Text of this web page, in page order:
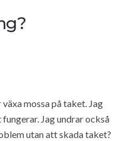
mossa på taket. Jag
Jag undrar också
utan att skada taket?